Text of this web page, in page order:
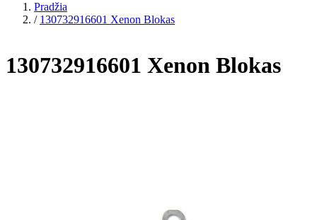
Pradžia
/ 130732916601 Xenon Blokas
130732916601 Xenon Blokas